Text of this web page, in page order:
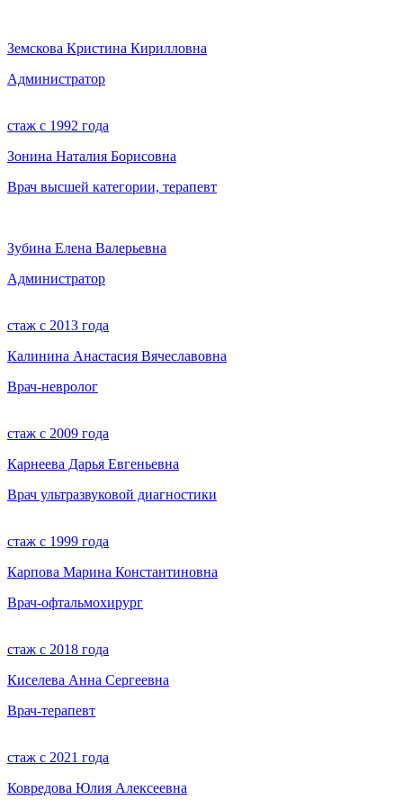
Земскова Кристина Кирилловна
Администратор
стаж с 1992 года
Зонина Наталия Борисовна
Врач высшей категории, терапевт
Зубина Елена Валерьевна
Администратор
стаж с 2013 года
Калинина Анастасия Вячеславовна
Врач-невролог
стаж с 2009 года
Карнеева Дарья Евгеньевна
Врач ультразвуковой диагностики
стаж с 1999 года
Карпова Марина Константиновна
Врач-офтальмохирург
стаж с 2018 года
Киселева Анна Сергеевна
Врач-терапевт
стаж с 2021 года
Ковредова Юлия Алексеевна